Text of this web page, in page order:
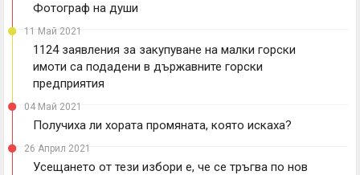
Фотограф на души
11 Май 2021
1124 заявления за закупуване на малки горски
имоти са подадени в държавните горски
предприятия
04 Май 2021
Получиха ли хората промяната, която искаха?
26 Април 2021
Усещането от тези избори е, че се тръгва по нов